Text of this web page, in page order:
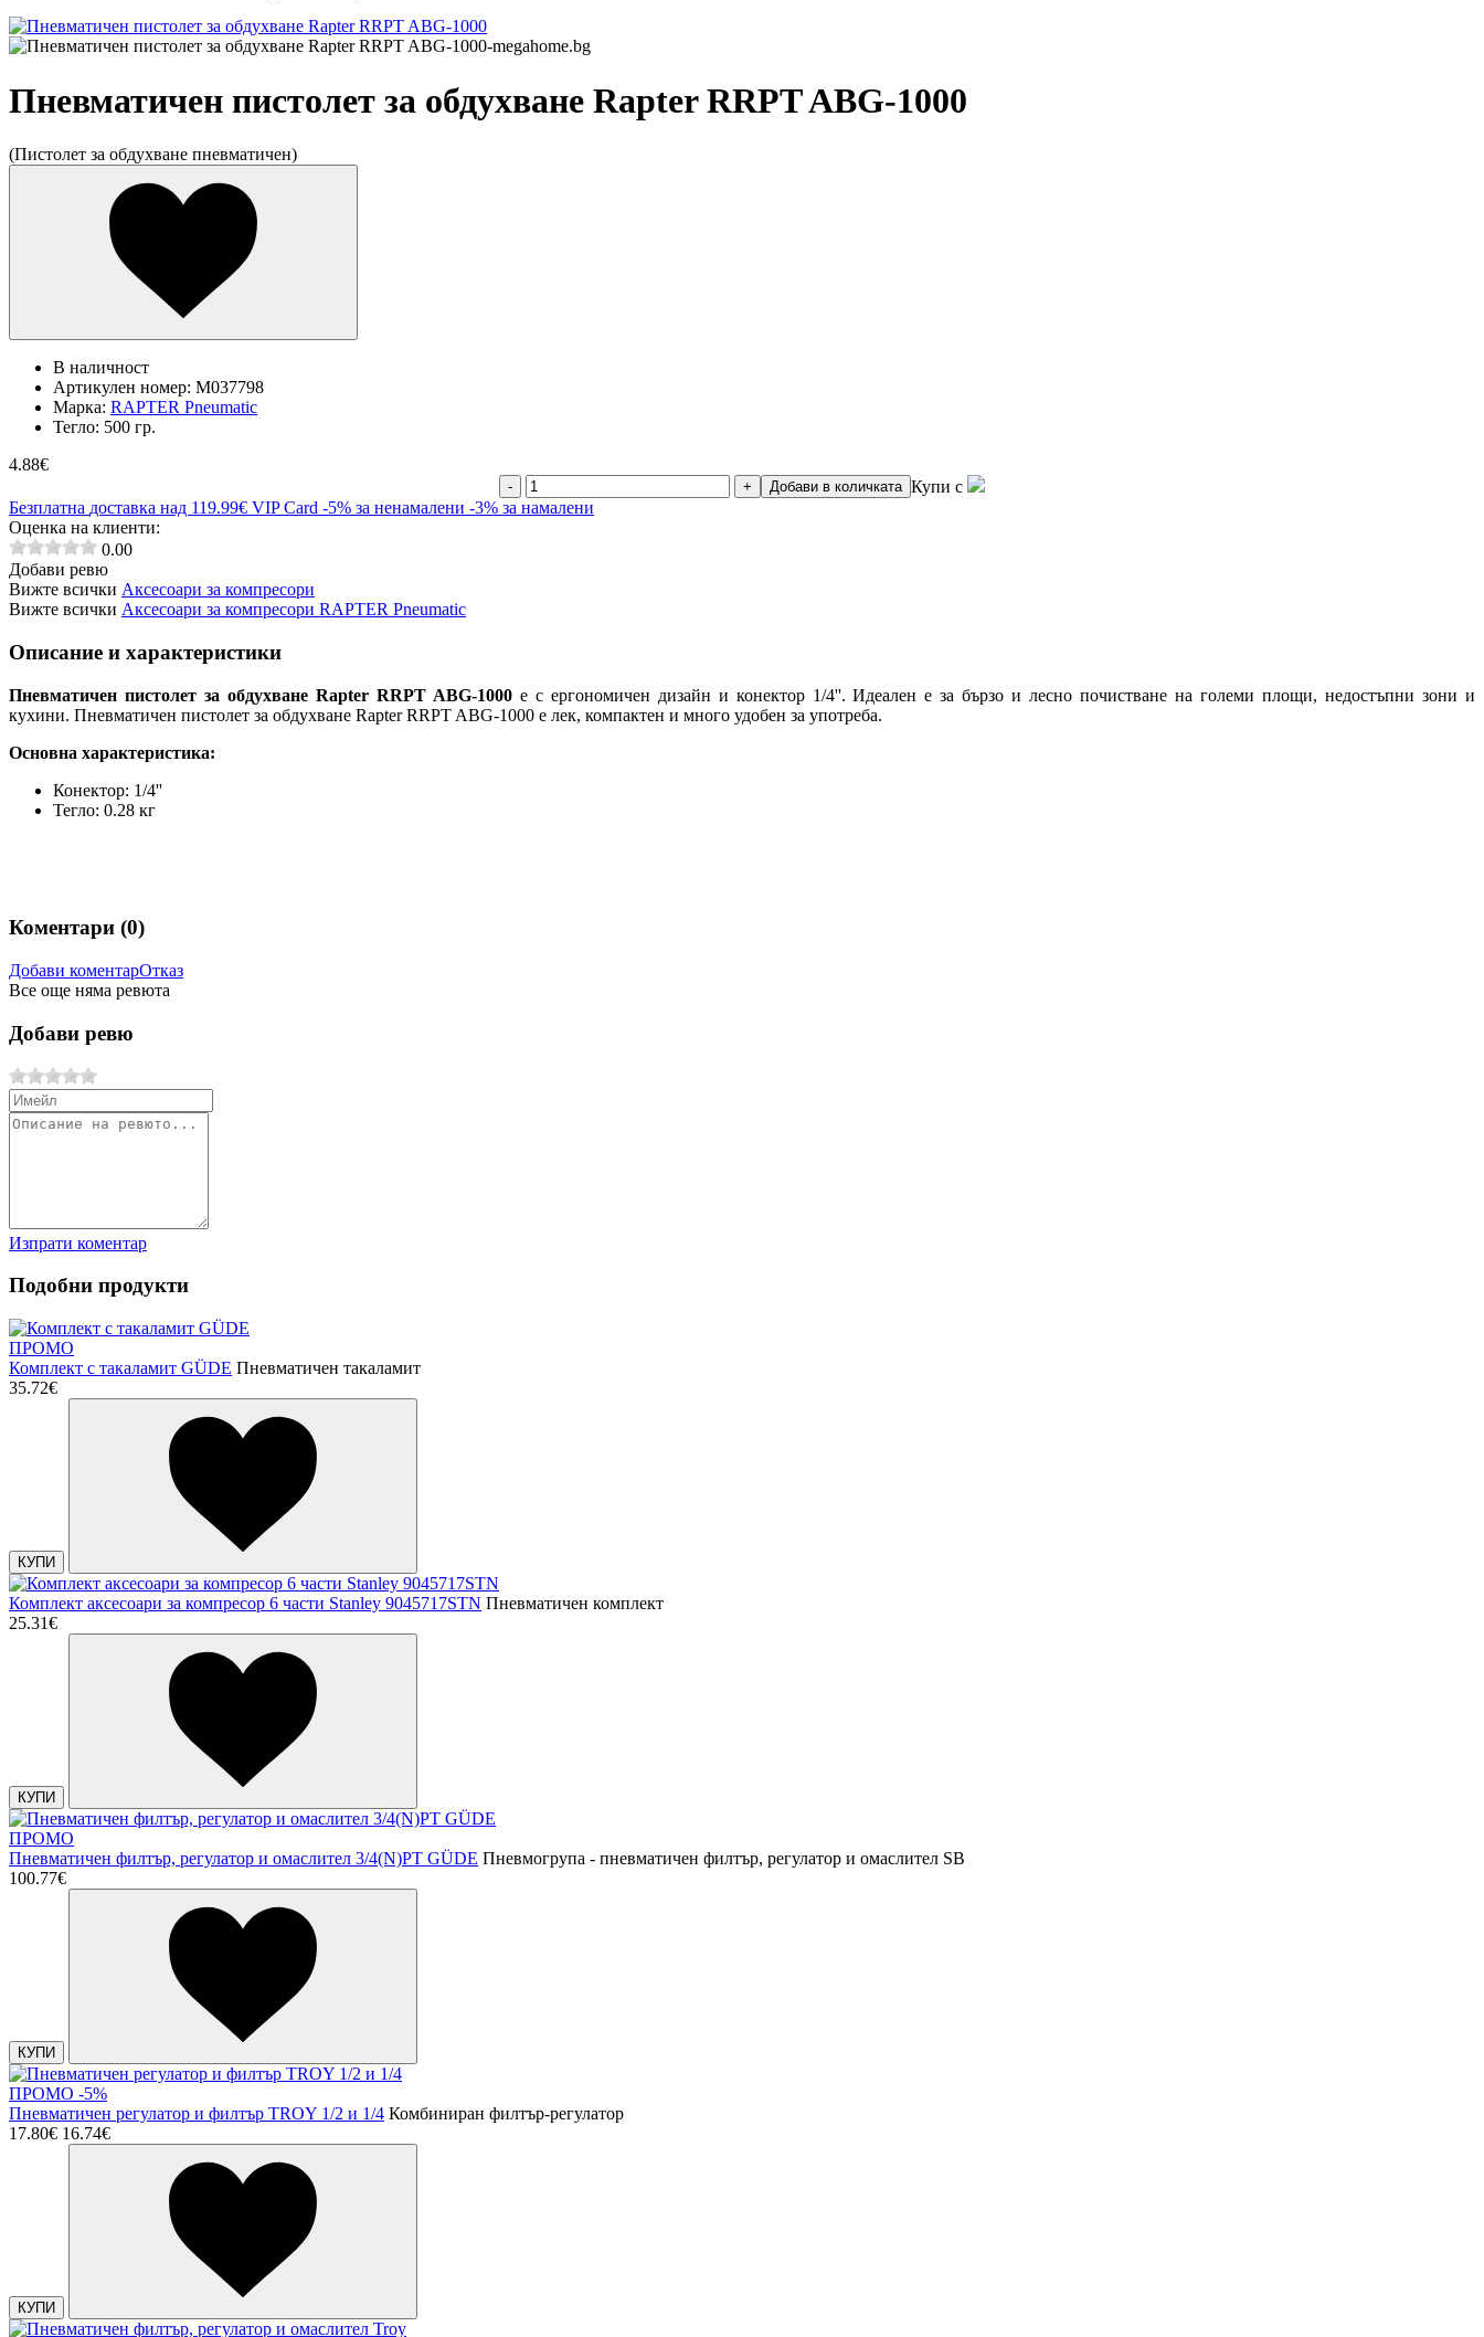
Пневматичен пистолет за обдухване Rapter RRPT ABG-1000
(Пистолет за обдухване пневматичен)
В наличност
Артикулен номер: M037798
Марка: RAPTER Pneumatic
Тегло: 500 гр.
4.88€
- + Добави в количката Купи с
Безплатна доставка над 119.99€ VIP Card -5% за ненамалени -3% за намалени
Оценка на клиенти:
0.00
Добави ревю
Вижте всички Аксесоари за компресори
Вижте всички Аксесоари за компресори RAPTER Pneumatic
Описание и характеристики
Пневматичен пистолет за обдухване Rapter RRPT ABG-1000е с ергономичен дизайн и конектор 1/4''. Идеален е за бързо и лесно почистване на големи площи, недостъпни зони и
кухини. Пневматичен пистолет за обдухване Rapter RRPT ABG-1000 е лек, компактен и много удобен за употреба.
Основна характеристика:
Конектор: 1/4''
Тегло: 0.28 кг
Коментари (0)
Добави коментарОтказ
Все още няма ревюта
Добави ревю
Изпрати коментар
Подобни продукти
ПРОМО
Комплект с такаламит GÜDE Пневматичен такаламит
35.72€
КУПИ
Комплект аксесоари за компресор 6 части Stanley 9045717STN Пневматичен комплект
25.31€
КУПИ
ПРОМО
Пневматичен филтър, регулатор и омаслител 3/4(N)PT GÜDE Пневмогрупа - пневматичен филтър, регулатор и омаслител SB
100.77€
КУПИ
ПРОМО -5%
Пневматичен регулатор и филтър TROY 1/2 и 1/4 Комбиниран филтър-регулатор
17.80€ 16.74€
КУПИ